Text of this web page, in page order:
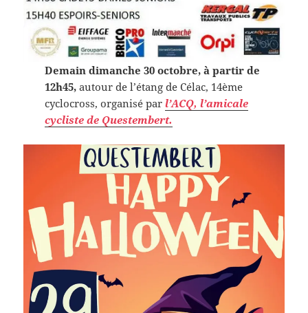
Demain dimanche 30 octobre, à partir de
12h45,autour de l’étang de Célac, 14ème
cyclocross, organisé par l’ACQ, l’amicale
cycliste de Questembert.